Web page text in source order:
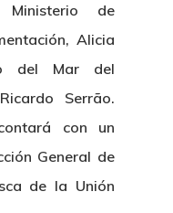
de
Alicia
del Mar del
Serrão.
con un
General de
de la Unión